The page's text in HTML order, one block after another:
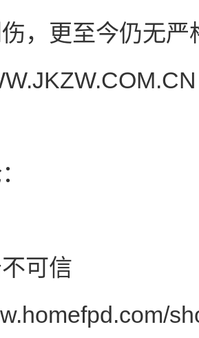
，更至今仍无严
可信